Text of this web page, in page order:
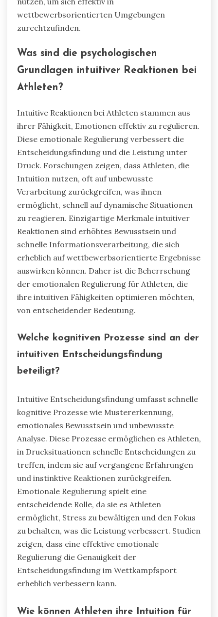
wettbewerbsorientierten Umgebungen
zurechtzufinden.
Was sind die psychologischen
Grundlagen intuitiver Reaktionen bei
Athleten?
Intuitive Reaktionen bei Athleten stammen aus
ihrer Fähigkeit, Emotionen effektiv zu regulieren.
Diese emotionale Regulierung verbessert die
Entscheidungsfindung und die Leistung unter
Druck. Forschungen zeigen, dass Athleten, die
Intuition nutzen, oft auf unbewusste
Verarbeitung zurückgreifen, was ihnen
ermöglicht, schnell auf dynamische Situationen
zu reagieren. Einzigartige Merkmale intuitiver
Reaktionen sind erhöhtes Bewusstsein und
schnelle Informationsverarbeitung, die sich
erheblich auf wettbewerbsorientierte Ergebnisse
auswirken können. Daher ist die Beherrschung
der emotionalen Regulierung für Athleten, die
ihre intuitiven Fähigkeiten optimieren möchten,
von entscheidender Bedeutung.
Welche kognitiven Prozesse sind an der
intuitiven Entscheidungsfindung
beteiligt?
Intuitive Entscheidungsfindung umfasst schnelle
kognitive Prozesse wie Mustererkennung,
emotionales Bewusstsein und unbewusste
Analyse. Diese Prozesse ermöglichen es Athleten,
in Drucksituationen schnelle Entscheidungen zu
treffen, indem sie auf vergangene Erfahrungen
und instinktive Reaktionen zurückgreifen.
Emotionale Regulierung spielt eine
entscheidende Rolle, da sie es Athleten
ermöglicht, Stress zu bewältigen und den Fokus
zu behalten, was die Leistung verbessert. Studien
zeigen, dass eine effektive emotionale
Regulierung die Genauigkeit der
Entscheidungsfindung im Wettkampfsport
erheblich verbessern kann.
Wie können Athleten ihre Intuition für